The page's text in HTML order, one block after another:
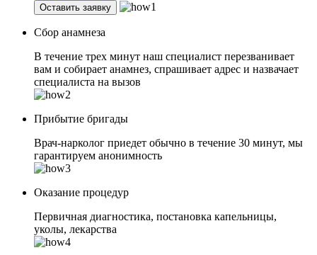
Оставить заявку
Сбор анамнеза
В течение трех минут наш специалист перезванивает
вам и собирает анамнез, спрашивает адрес и назвачает
специалиста на вызов
Прибытие бригады
Врач-нарколог приедет обычно в течение 30 минут, мы
гарантируем анонимность
Оказание процедур
Первичная диагностика, постановка капельницы,
уколы, лекарства